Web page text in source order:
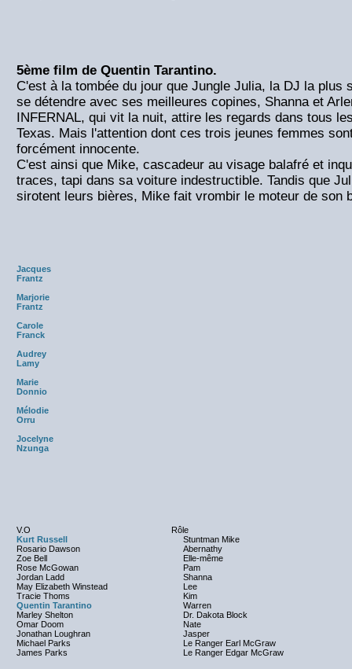
5ème film de Quentin Tarantino.
C'est à la tombée du jour que Jungle Julia, la DJ la plus
se détendre avec ses meilleures copines, Shanna et
INFERNAL, qui vit la nuit, attire les regards dans tous
Texas. Mais l'attention dont ces trois jeunes femmes
forcément innocente.
C'est ainsi que Mike, cascadeur au visage balafré et
traces, tapi dans sa voiture indestructible. Tandis que
sirotent leurs bières, Mike fait vrombir le moteur de son
Jacques
Frantz
Marjorie
Frantz
Carole
Franck
Audrey
Lamy
Marie
Donnio
Mélodie
Orru
Jocelyne
Nzunga
V.O
Rôle
Kurt Russell
Stuntman Mike
Rosario Dawson
Abernathy
Zoe Bell
Elle-même
Rose McGowan
Pam
Jordan Ladd
Shanna
May Elizabeth Winstead
Lee
Tracie Thoms
Kim
Quentin Tarantino
Warren
Marley Shelton
Dr. Dakota Block
Omar Doom
Nate
Jonathan Loughran
Jasper
Michael Parks
Le Ranger Earl McGraw
James Parks
Le Ranger Edgar McGraw